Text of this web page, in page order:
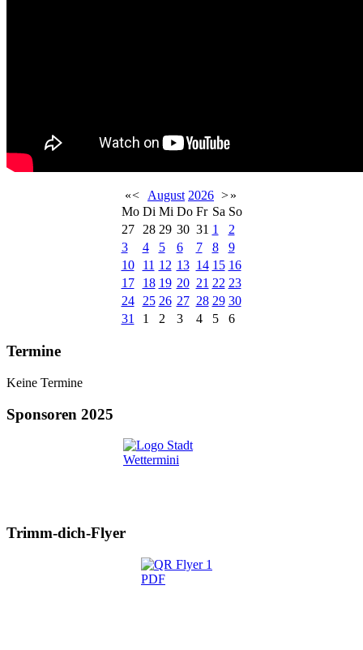
«< August 2026 >»
Mo Di Mi Do Fr Sa So
27
28 29 30 31 1
2
3
4 5 6 7 8
9
10
11 12 13 14 15 16
17
18 19 20 21 22 23
24
25 26 27 28 29 30
31
1 2 3 4 5 6
Termine
Keine Termine
Sponsoren 2025
Trimm-dich-Flyer